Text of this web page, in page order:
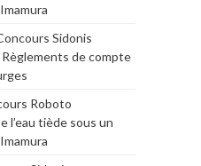
Sidonis
de compte
Roboto
l’eau tiède sous un